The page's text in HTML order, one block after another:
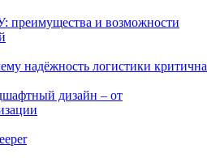
преимущества и возможности
надёжность логистики критична
дизайн – от